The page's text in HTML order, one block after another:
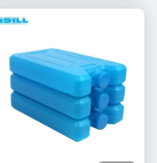
Ruangan Kipas Pendingin